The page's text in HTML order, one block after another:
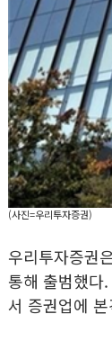
(사진=우리투자증권)
우리투자증권
통해 출범했다
서 증권업에